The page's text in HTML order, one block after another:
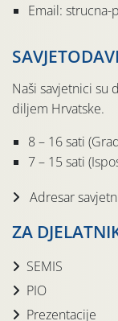
Email: strucna-
Naši savjetnici su
diljem Hrvatske.
8 – 16 sati
7 – 15 sati
Adresar
ZA
SEMIS
PIO
Prezentacije